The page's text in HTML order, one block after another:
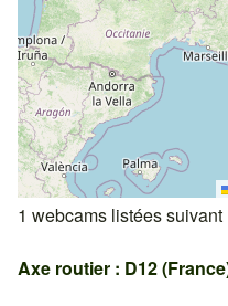
1 webcams listées
Axe routier : D12